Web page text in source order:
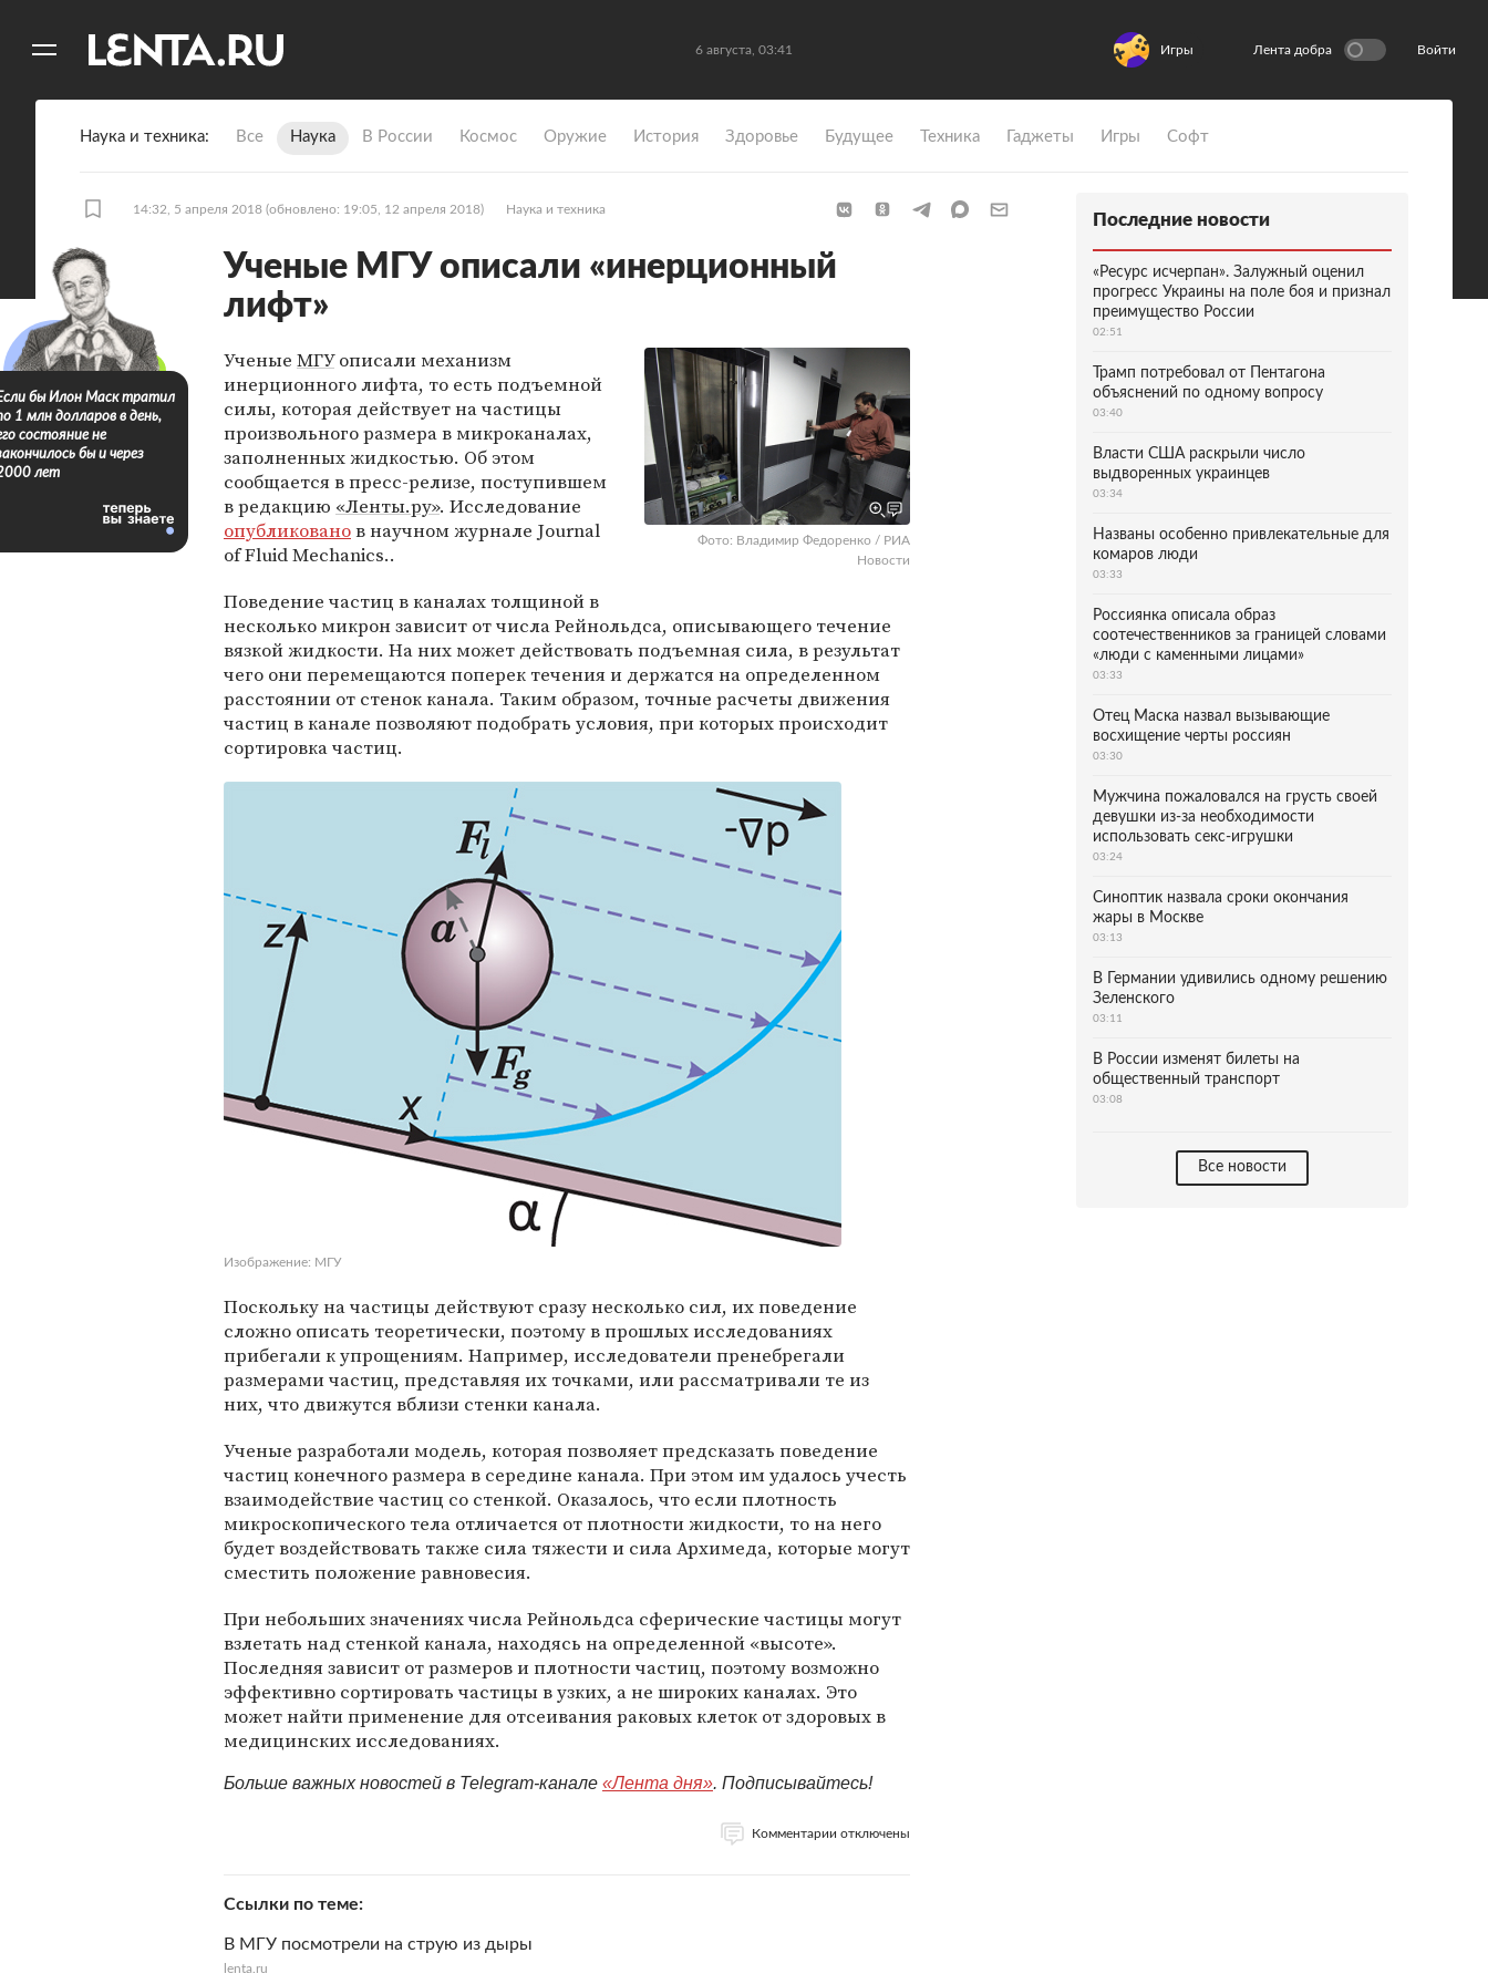
6 августа, 03:41 Игры Лента добра Войти
Наука и техника Все Наука В России Космос Оружие История Здоровье Будущее Техника Гаджеты Игры Софт
14:32, 5 апреля 2018 (обновлено: 19:05, 12 апреля 2018) Наука и техника
Ученые МГУ описали «инерционный
лифт»
Фото: Владимир Федоренко / РИА
Новости
Ученые МГУописали механизм
инерционного лифта, то есть подъемной
силы, которая действует на частицы
произвольного размера в микроканалах,
заполненных жидкостью. Об этом
сообщается в пресс-релизе, поступившем
в редакцию «Ленты.ру». Исследование
опубликованов научном журнале Journal
of Fluid Mechanics..
Поведение частиц в каналах толщиной в
несколько микрон зависит от числа Рейнольдса, описывающего течение
вязкой жидкости. На них может действовать подъемная сила, в результат
чего они перемещаются поперек течения и держатся на определенном
расстоянии от стенок канала. Таким образом, точные расчеты движения
частиц в канале позволяют подобрать условия, при которых происходит
сортировка частиц.
Изображение: МГУ
Поскольку на частицы действуют сразу несколько сил, их поведение
сложно описать теоретически, поэтому в прошлых исследованиях
прибегали к упрощениям. Например, исследователи пренебрегали
размерами частиц, представляя их точками, или рассматривали те из
них, что движутся вблизи стенки канала.
Ученые разработали модель, которая позволяет предсказать поведение
частиц конечного размера в середине канала. При этом им удалось учесть
взаимодействие частиц со стенкой. Оказалось, что если плотность
микроскопического тела отличается от плотности жидкости, то на него
будет воздействовать также сила тяжести и сила Архимеда, которые могут
сместить положение равновесия.
При небольших значениях числа Рейнольдса сферические частицы могут
взлетать над стенкой канала, находясь на определенной «высоте».
Последняя зависит от размеров и плотности частиц, поэтому возможно
эффективно сортировать частицы в узких, а не широких каналах. Это
может найти применение для отсеивания раковых клеток от здоровых в
медицинских исследованиях.
Больше важных новостей в Telegram-канале «Лента дня». Подписывайтесь!
Комментарии отключены
Ссылки по теме
В МГУ посмотрели на струю из дыры
lenta.ru
бы Илон Маск тратил
1 млн долларов в день,
состояние не
бы и через
лет
Последние новости
«Ресурс исчерпан». Залужный оценил
прогресс Украины на поле боя и признал
преимущество России
02:51
Трамп потребовал от Пентагона
объяснений по одному вопросу
03:40
Власти США раскрыли число
выдворенных украинцев
03:34
Названы особенно привлекательные для
комаров люди
03:33
Россиянка описала образ
соотечественников за границей словами
«люди с каменными лицами»
03:33
Отец Маска назвал вызывающие
восхищение черты россиян
03:30
Мужчина пожаловался на грусть своей
девушки из-за необходимости
использовать секс-игрушки
03:24
Синоптик назвала сроки окончания
жары в Москве
03:13
В Германии удивились одному решению
Зеленского
03:11
В России изменят билеты на
общественный транспорт
03:08
Все новости